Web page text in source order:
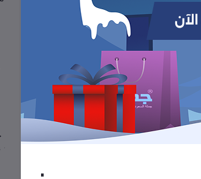
الشمسية لتوفير الطاقة والاستقلالية
التامة في أي وقت.
المميزات:
.